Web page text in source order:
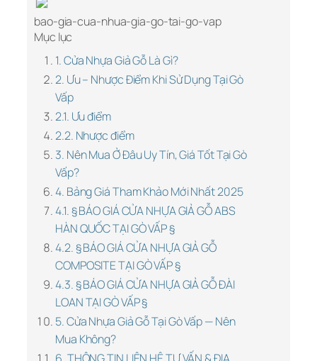
bao-gia-cua-nhua-gia-go-tai-go-vap
Mục lục
1. Cửa Nhựa Giả Gỗ Là Gì?
2. Ưu – Nhược Điểm Khi Sử Dụng Tại Gò
Vấp
2.1. Ưu điểm
2.2. Nhược điểm
3. Nên Mua Ở Đâu Uy Tín, Giá Tốt Tại Gò
Vấp?
4. Bảng Giá Tham Khảo Mới Nhất 2025
4.1. § BÁO GIÁ CỬA NHỰA GIẢ GỖ ABS
HÀN QUỐC TẠI GÒ VẤP §
4.2. § BÁO GIÁ CỬA NHỰA GIẢ GỖ
COMPOSITE TẠI GÒ VẤP §
4.3. § BÁO GIÁ CỬA NHỰA GIẢ GỖ ĐÀI
LOAN TẠI GÒ VẤP §
5. Cửa Nhựa Giả Gỗ Tại Gò Vấp — Nên
Mua Không?